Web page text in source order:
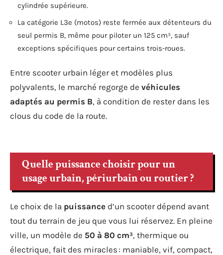
cylindrée supérieure.
La catégorie L3e (motos) reste fermée aux détenteurs du
seul permis B, même pour piloter un 125 cm³, sauf
exceptions spécifiques pour certains trois-roues.
Entre scooter urbain léger et modèles plus
polyvalents, le marché regorge de véhicules
adaptés au permis B, à condition de rester dans les
clous du code de la route.
Quelle puissance choisir pour un
usage urbain, périurbain ou routier ?
Le choix de la puissance d’un scooter dépend avant
tout du terrain de jeu que vous lui réservez. En pleine
ville, un modèle de 50 à 80 cm³, thermique ou
électrique, fait des miracles : maniable, vif, compact,